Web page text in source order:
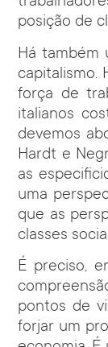
posição de
Há também
capitalismo.
força de
italianos
devemos
Hardt e
as
uma
que as
classes
É preciso,
pontos de
forjar um